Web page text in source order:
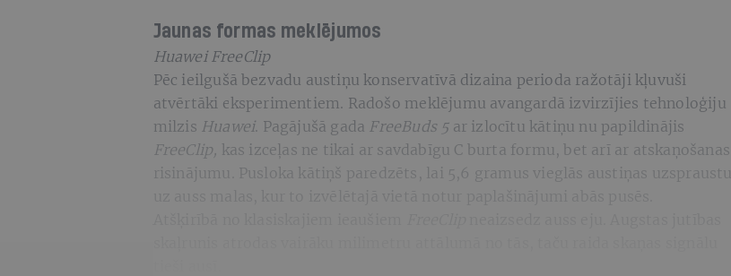
Jaunas formas meklējumos
Huawei FreeClip
Pēc ieilgušā bezvadu austiņu konservatīvā dizaina perioda ražotāji kļuvuši
atvērtāki eksperimentiem. Radošo meklējumu avangardā izvirzījies tehnoloģiju
milzis Huawei. Pagājušā gada FreeBuds 5ar izlocītu kātiņu nu papildinājis
FreeClip, kas izceļas ne tikai ar savdabīgu C burta formu, bet arī ar atskaņošanas
risinājumu. Pusloka kātiņš paredzēts, lai 5,6 gramus vieglās austiņas uzspraustu